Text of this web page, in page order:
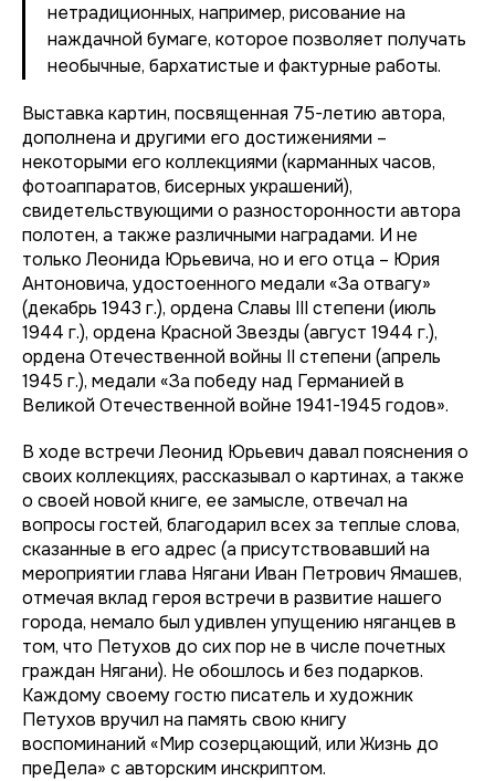
нетрадиционных, например, рисование на
наждачной бумаге, которое позволяет получать
необычные, бархатистые и фактурные работы.
Выставка картин, посвященная 75-летию автора,
дополнена и другими его достижениями –
некоторыми его коллекциями (карманных часов,
фотоаппаратов, бисерных украшений),
свидетельствующими о разносторонности автора
полотен, а также различными наградами. И не
только Леонида Юрьевича, но и его отца – Юрия
Антоновича, удостоенного медали «За отвагу»
(декабрь 1943 г.), ордена Славы III степени (июль
1944 г.), ордена Красной Звезды (август 1944 г.),
ордена Отечественной войны II степени (апрель
1945 г.), медали «За победу над Германией в
Великой Отечественной войне 1941-1945 годов».
В ходе встречи Леонид Юрьевич давал пояснения о
своих коллекциях, рассказывал о картинах, а также
о своей новой книге, ее замысле, отвечал на
вопросы гостей, благодарил всех за теплые слова,
сказанные в его адрес (а присутствовавший на
мероприятии глава Нягани Иван Петрович Ямашев,
отмечая вклад героя встречи в развитие нашего
города, немало был удивлен упущению няганцев в
том, что Петухов до сих пор не в числе почетных
граждан Нягани). Не обошлось и без подарков.
Каждому своему гостю писатель и художник
Петухов вручил на память свою книгу
воспоминаний «Мир созерцающий, или Жизнь до
преДела» с авторским инскриптом.